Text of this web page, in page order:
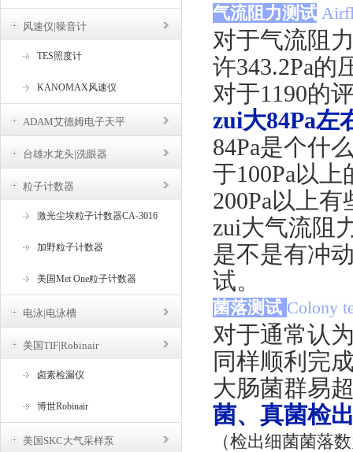
风速仪|噪音计
TES照度计
KANOMAX风速仪
ADAM艾德姆电子天平
台雄水龙头|洗眼器
粒子计数器
激光尘埃粒子计数器CA-3016
加野粒子计数器
美国Met One粒子计数器
电泳|电泳槽
美国TIF|Robinair
卤素检漏仪
博世Robinair
美国SKC大气采样泵
气流阻力测试
对于气流阻
许343.2Pa的
对于1190的
zui大84Pa左
84Pa是个什
于100Pa以
200Pa以上
zui大气流阻
是不是有冲
试。
菌落测试 Colony
对于通常认
同样顺利完
大肠菌群易
菌、真菌检
（检出细菌菌落